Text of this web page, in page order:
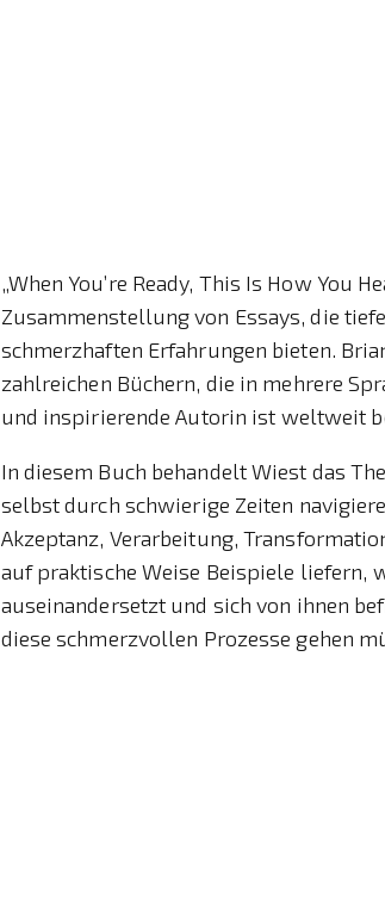
„When You’re Ready, This Is How You
Zusammenstellung von Essays, die
schmerzhaften Erfahrungen bieten.
zahlreichen Büchern, die in mehrere
und inspirierende Autorin ist weltweit
In diesem Buch behandelt Wiest das
selbst durch schwierige Zeiten
Akzeptanz, Verarbeitung,
auf praktische Weise Beispiele liefern,
auseinandersetzt und sich von ihnen
diese schmerzvollen Prozesse gehen